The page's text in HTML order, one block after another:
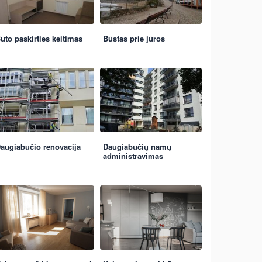
paskirties keitimas Būstas prie jūros
renovacija
Daugiabučių namų
administravimas